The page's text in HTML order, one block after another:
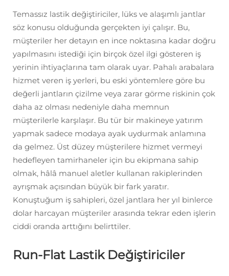
Temassız lastik değiştiriciler, lüks ve alaşımlı jantlar
söz konusu olduğunda gerçekten iyi çalışır. Bu,
müşteriler her detayın en ince noktasına kadar doğru
yapılmasını istediği için birçok özel ilgi gösteren iş
yerinin ihtiyaçlarına tam olarak uyar. Pahalı arabalara
hizmet veren iş yerleri, bu eski yöntemlere göre bu
değerli jantların çizilme veya zarar görme riskinin çok
daha az olması nedeniyle daha memnun
müşterilerle karşılaşır. Bu tür bir makineye yatırım
yapmak sadece modaya ayak uydurmak anlamına
da gelmez. Üst düzey müşterilere hizmet vermeyi
hedefleyen tamirhaneler için bu ekipmana sahip
olmak, hâlâ manuel aletler kullanan rakiplerinden
ayrışmak açısından büyük bir fark yaratır.
Konuştuğum iş sahipleri, özel jantlara her yıl binlerce
dolar harcayan müşteriler arasında tekrar eden işlerin
ciddi oranda arttığını belirttiler.
Run-Flat Lastik Değiştiriciler